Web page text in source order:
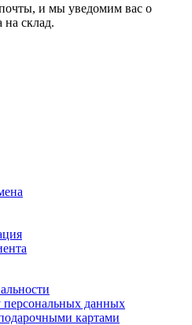
и мы уведомим вас о
на склад.
персональных данных
картами